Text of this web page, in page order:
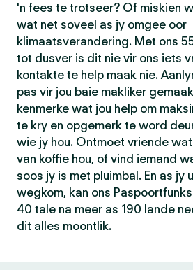
'n fees te trotseer? Of miskien
wat net soveel as jy omgee oor
klimaatsverandering. Met ons
tot dusver is dit nie vir ons iets
kontakte te help maak nie.
pas vir jou baie makliker
kenmerke wat jou help om
te kry en opgemerk te word
wie jy hou. Ontmoet vriende
van koffie hou, of vind iemand
soos jy is met pluimbal. En as jy
wegkom, kan ons
40 tale na meer as 190 lande
dit alles moontlik.